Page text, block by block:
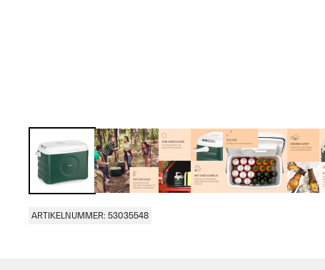
ARTIKELNUMMER: 53035548